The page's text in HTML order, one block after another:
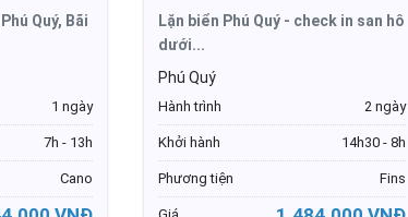
Quý, Bãi
1 ngày
7h - 13h
Cano
Lặn biển Phú Quý - check in san hô
dưới...
Phú Quý
Hành trình 2 ngày
Khởi hành 14h30 - 8h
Phương tiện Fins